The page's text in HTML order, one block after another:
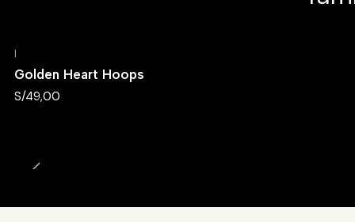
|
Golden Heart Hoops
S/49,00